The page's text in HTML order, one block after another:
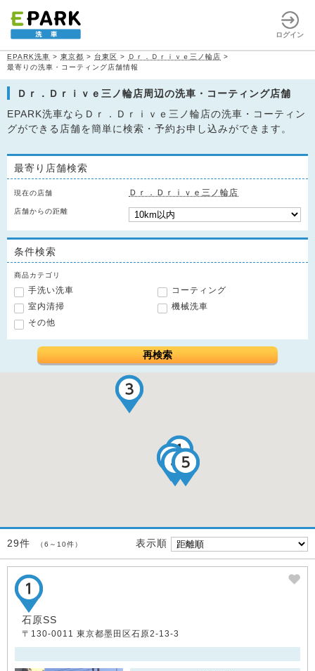
ログイン
EPARK洗車 > 東京都 > 台東区 > Ｄｒ．Ｄｒｉｖｅ三ノ輪店 >
最寄りの洗車・コーティング店舗情報
Ｄｒ．Ｄｒｉｖｅ三ノ輪店周辺の洗車・コーティング店舗
EPARK洗車ならＤｒ．Ｄｒｉｖｅ三ノ輪店の洗車・コーティン
グができる店舗を簡単に検索・予約お申し込みができます。
最寄り店舗検索
現在の店舗 Ｄｒ．Ｄｒｉｖｅ三ノ輪店
店舗からの距離
条件検索
商品カテゴリ
手洗い洗車
コーティング
室内清掃
機械洗車
その他
再検索
29件 （6～10件） 表示順
石原SS
〒130-0011 東京都墨田区石原2-13-3